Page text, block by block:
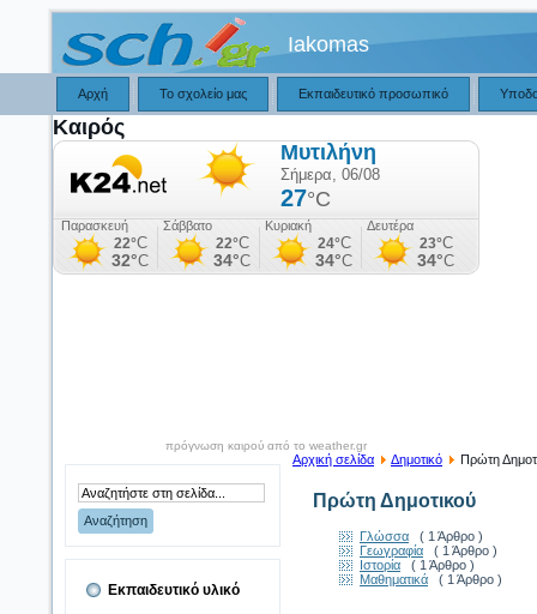
Iakomas
Αρχή Το σχολείο μας Εκπαιδευτικό προσωπικό
Καιρός
πρόγνωση καιρού από το weather.gr
Εκπαιδευτικό υλικό
Αρχική σελίδα Δημοτικό Πρώτη
Πρώτη Δημοτικού
Γλώσσα
( 1 Άρθρο )
Γεωγραφία
( 1 Άρθρο )
Ιστορία
( 1 Άρθρο )
Μαθηματικά
( 1 Άρθρο )